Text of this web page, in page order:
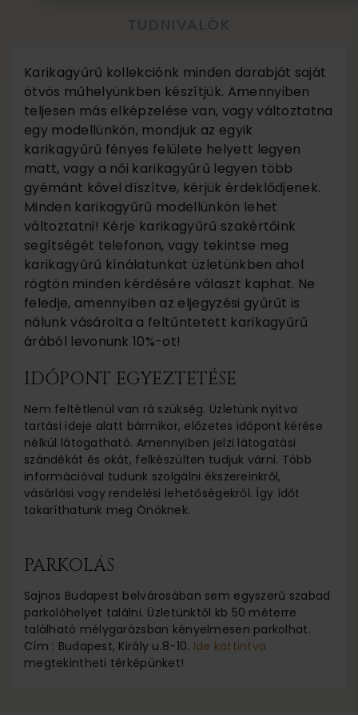
Karikagyűrű kollekciónk minden darabját saját
ötvös műhelyünkben készítjük. Amennyiben
teljesen más elképzelése van, vagy változtatna
egy modellünkön, mondjuk az egyik
karikagyűrű fényes felülete helyett legyen
matt, vagy a női karikagyűrű legyen több
gyémánt kővel díszítve, kérjük érdeklődjenek.
Minden karikagyűrű modellünkön lehet
változtatni! Kérje karikagyűrű szakértőink
segítségét telefonon, vagy tekintse meg
karikagyűrű kínálatunkat üzletünkben ahol
rögtön minden kérdésére választ kaphat. Ne
feledje, amennyiben az eljegyzési gyűrűt is
nálunk vásárolta a feltűntetett karikagyűrű
árából levonunk 10%-ot!
IDŐPONT EGYEZTETÉSE
Nem feltétlenül van rá szükség. Üzletünk nyitva
tartási ideje alatt bármikor, előzetes időpont kérése
nélkül látogatható. Amennyiben jelzi látogatási
szándékát és okát, felkészülten tudjuk várni. Több
információval tudunk szolgálni ékszereinkről,
vásárlási vagy rendelési lehetőségekről. Így ídőt
takaríthatunk meg Önöknek.
PARKOLÁS
Sajnos Budapest belvárosában sem egyszerű szabad
parkolóhelyet találni. Üzletünktől kb 50 méterre
található mélygarázsban kényelmesen parkolhat.
Cím : Budapest, Király u.8-10. Ide kattintva
megtekintheti térképünket!